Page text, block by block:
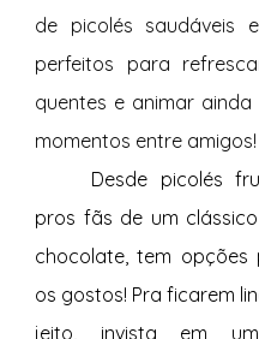
de picolés saudáveis
perfeitos para
quentes e animar ainda
momentos entre amigos!
pros fãs de um
chocolate, tem opções
os gostos! Pra ficarem
jeito, invista em